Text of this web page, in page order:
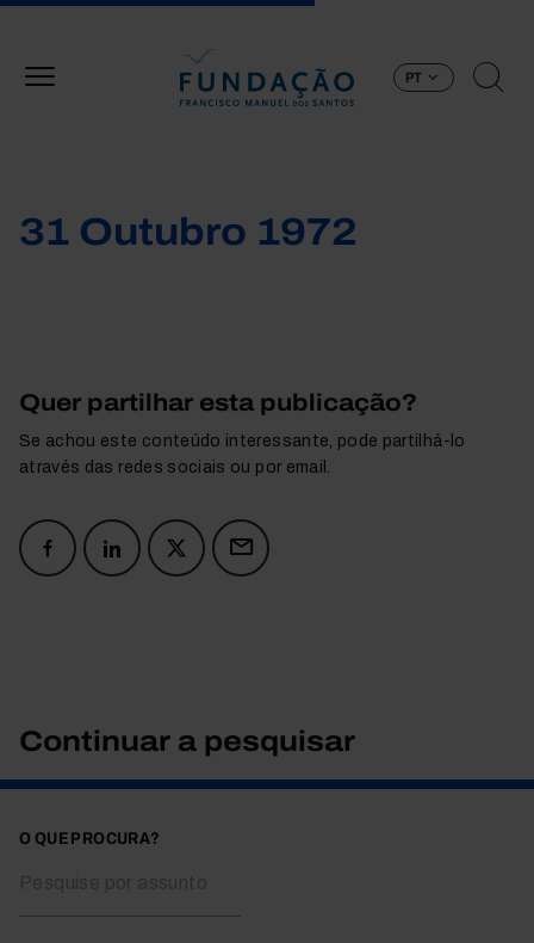
PT
31 Outubro 1972
Quer partilhar esta publicação?
Se achou este conteúdo interessante, pode partilhá-lo
através das redes sociais ou por email.
Continuar a pesquisar
O QUE PROCURA?